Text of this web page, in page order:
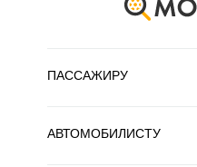
ПАССАЖИРУ
АВТОМОБИЛИСТУ